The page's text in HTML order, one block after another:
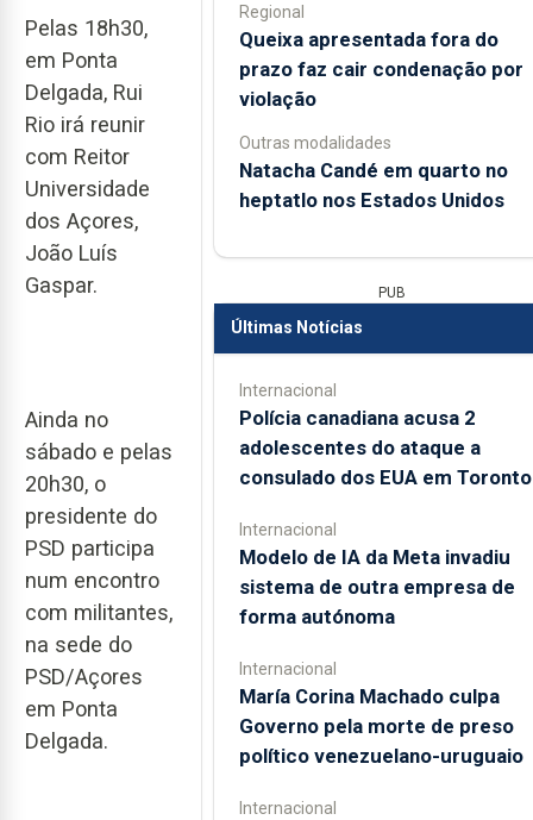
Pelas 18h30,
em Ponta
Delgada, Rui
Rio irá reunir
com Reitor
Universidade
dos Açores,
João Luís
Gaspar.
Ainda no
sábado e pelas
20h30, o
presidente do
PSD participa
num encontro
com militantes,
na sede do
PSD/Açores
em Ponta
Delgada.
Regional
Queixa apresentada fora do
prazo faz cair condenação por
violação
Outras modalidades
Natacha Candé em quarto no
heptatlo nos Estados Unidos
PUB
Últimas Notícias
Internacional
Polícia canadiana acusa 2
adolescentes do ataque a
consulado dos EUA em Toronto
Internacional
Modelo de IA da Meta invadiu
sistema de outra empresa de
forma autónoma
Internacional
María Corina Machado culpa
Governo pela morte de preso
político venezuelano-uruguaio
Internacional